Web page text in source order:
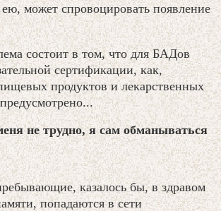
ею, может спровоцировать появление
состоит в том, что для БАДов
сертификации, как,
продуктов и лекарственных
не трудно, я сам обманываться
казалось бы, в здравом
попадаются в сети